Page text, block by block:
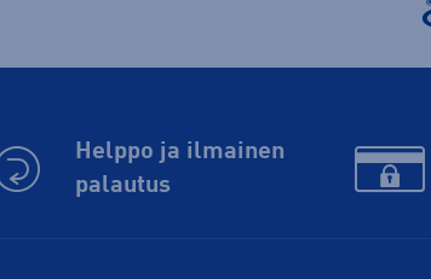
Helppo ja ilmainen
palautus